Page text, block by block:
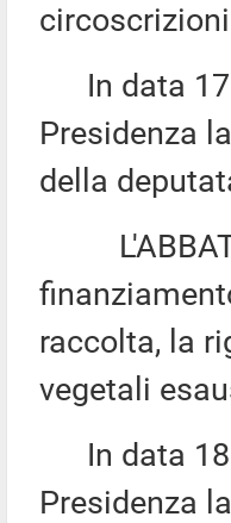
In data 17
Presidenza
della
raccolta, la
vegetali
In data 18
Presidenza